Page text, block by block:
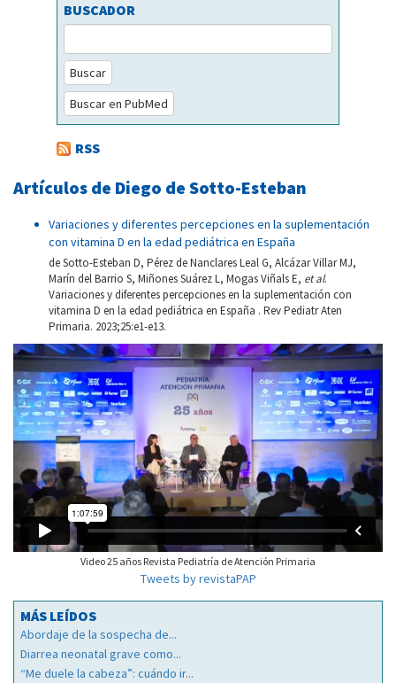
BUSCADOR
Buscar
Buscar en PubMed
RSS
Artículos de Diego de Sotto-Esteban
Variaciones y diferentes percepciones en la suplementación
con vitamina D en la edad pediátrica en España
de Sotto-Esteban D, Pérez de Nanclares Leal G, Alcázar Villar MJ,
Marín del Barrio S, Miñones Suárez L, Mogas Viñals E, et al.
Variaciones y diferentes percepciones en la suplementación con
vitamina D en la edad pediátrica en España . Rev Pediatr Aten
Primaria. 2023;25:e1-e13.
Video 25 años Revista Pediatría de Atención Primaria
Tweets by revistaPAP
MÁS LEÍDOS
Abordaje de la sospecha de...
Diarrea neonatal grave como...
“Me duele la cabeza”: cuándo ir...